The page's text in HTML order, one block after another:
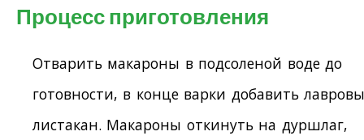
Процесс приготовления
Отварить макароны в подсоленой воде до
готовности, в конце варки добавить
листакан. Макароны откинуть на дуршлаг,